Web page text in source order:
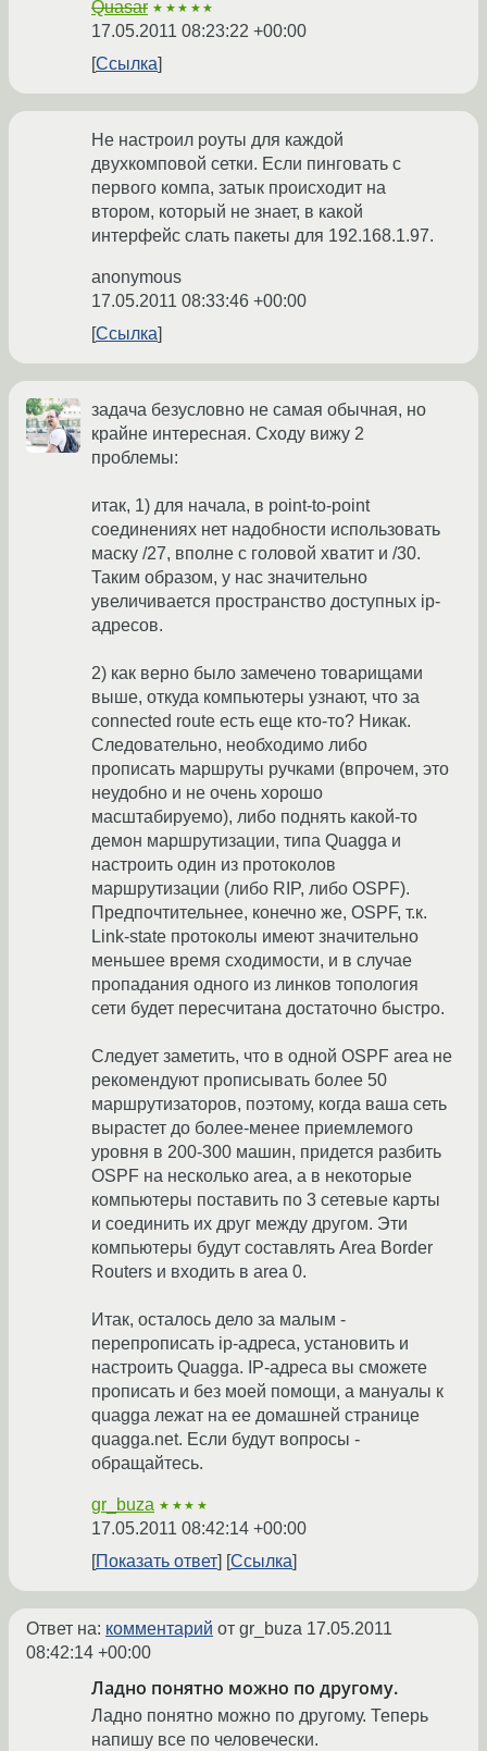
Quasar ★★★★★
17.05.2011 08:23:22 +00:00
Ссылка
Не настроил роуты для каждой
двухкомповой сетки. Если пинговать с
первого компа, затык происходит на
втором, который не знает, в какой
интерфейс слать пакеты для 192.168.1.97.
anonymous
17.05.2011 08:33:46 +00:00
Ссылка
задача безусловно не самая обычная, но
крайне интересная. Сходу вижу 2
проблемы:
итак, 1) для начала, в point-to-point
соединениях нет надобности использовать
маску /27, вполне с головой хватит и /30.
Таким образом, у нас значительно
увеличивается пространство доступных ip-
адресов.
2) как верно было замечено товарищами
выше, откуда компьютеры узнают, что за
connected route есть еще кто-то? Никак.
Следовательно, необходимо либо
прописать маршруты ручками (впрочем, это
неудобно и не очень хорошо
масштабируемо), либо поднять какой-то
демон маршрутизации, типа Quagga и
настроить один из протоколов
маршрутизации (либо RIP, либо OSPF).
Предпочтительнее, конечно же, OSPF, т.к.
Link-state протоколы имеют значительно
меньшее время сходимости, и в случае
пропадания одного из линков топология
сети будет пересчитана достаточно быстро.
Cледует заметить, что в одной OSPF area не
рекомендуют прописывать более 50
маршрутизаторов, поэтому, когда ваша сеть
вырастет до более-менее приемлемого
уровня в 200-300 машин, придется разбить
OSPF на несколько area, а в некоторые
компьютеры поставить по 3 сетевые карты
и соединить их друг между другом. Эти
компьютеры будут составлять Area Border
Routers и входить в area 0.
Итак, осталось дело за малым -
перепрописать ip-адреса, установить и
настроить Quagga. IP-адреса вы сможете
прописать и без моей помощи, а мануалы к
quagga лежат на ее домашней странице
quagga.net. Если будут вопросы -
обращайтесь.
gr_buza ★★★★
17.05.2011 08:42:14 +00:00
Показать ответ
Ссылка
Ответ на: комментарий от gr_buza 17.05.2011
08:42:14 +00:00
Ладно понятно можно по другому.
Ладно понятно можно по другому. Теперь
напишу все по человечески.